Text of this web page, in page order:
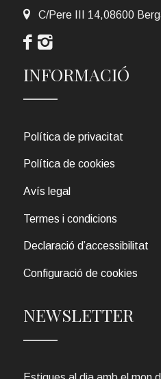
C/Pere III 14,08600
INFORMACIÓ
Política de privacitat
Política de cookies
Avís legal
Termes i condicions
Declaració d’accessibilitat
Configuració de cookies
NEWSLETTER